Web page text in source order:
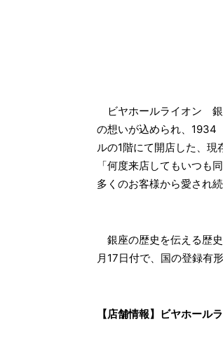
ビヤホールライオン 銀
の想いが込められ、1934
ルの1階にて開店した、現
「何度来店してもいつも
多くのお客様から愛され
銀座の歴史を伝える歴
月17日付で、国の登録有
【店舗情報】ビヤホー